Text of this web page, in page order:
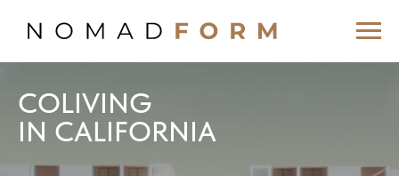
СOLIVING
IN СALIFORNIA